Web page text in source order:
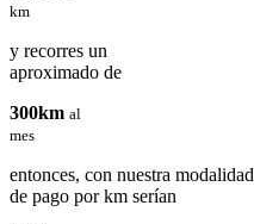
km
y recorres un
aproximado de
300km al
mes
entonces, con nuestra modalidad
de pago por km serían